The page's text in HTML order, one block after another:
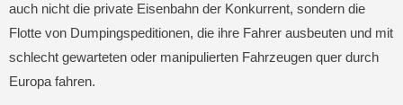
auch nicht die private Eisenbahn der Konkurrent, sondern die
Flotte von Dumpingspeditionen, die ihre Fahrer ausbeuten und mit
schlecht gewarteten oder manipulierten Fahrzeugen quer durch
Europa fahren.